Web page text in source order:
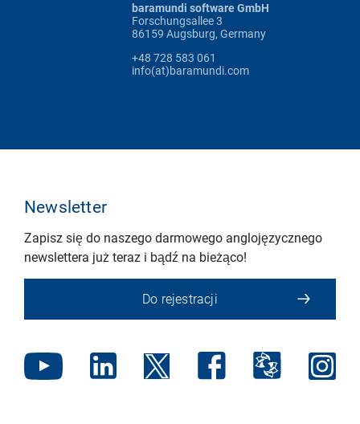
baramundi software GmbH
Forschungsallee 3
86159 Augsburg, Germany
+48 728 583 061
info(at)baramundi.com
Newsletter
Zapisz się do naszego darmowego anglojęzycznego
newslettera już teraz i bądź na bieżąco!
Do rejestracji